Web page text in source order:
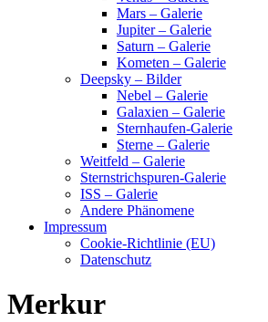
Mars – Galerie
Jupiter – Galerie
Saturn – Galerie
Kometen – Galerie
Deepsky – Bilder
Nebel – Galerie
Galaxien – Galerie
Sternhaufen-Galerie
Sterne – Galerie
Weitfeld – Galerie
Sternstrichspuren-Galerie
ISS – Galerie
Andere Phänomene
Impressum
Cookie-Richtlinie (EU)
Datenschutz
Merkur